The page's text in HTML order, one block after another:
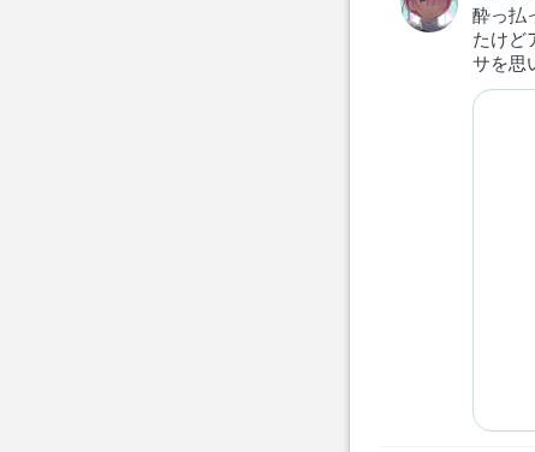
酔っ払
たけど
サを思